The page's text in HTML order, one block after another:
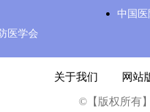
中国
医学会
关于我们 网站
©【版权所有